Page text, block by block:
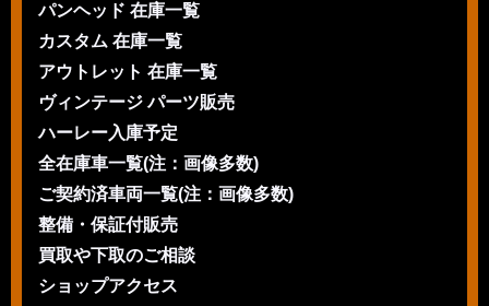
パンヘッド 在庫一覧
カスタム 在庫一覧
アウトレット 在庫一覧
ヴィンテージ パーツ販売
ハーレー入庫予定
全在庫車一覧(注：画像多数)
ご契約済車両一覧(注：画像多数)
整備・保証付販売
買取や下取のご相談
ショップアクセス